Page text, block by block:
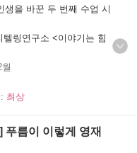
생을 바꾼 두 번째 수업 시
텔링연구소 <이야기는 힘
최상
푸름이 이렇게 영재